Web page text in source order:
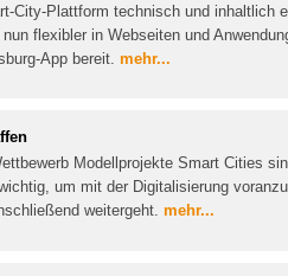
City-Plattform technisch und inhaltlich
flexibler in Webseiten und
App bereit. mehr...
Modellprojekte Smart Cities
um mit der Digitalisierung
weitergeht. mehr...